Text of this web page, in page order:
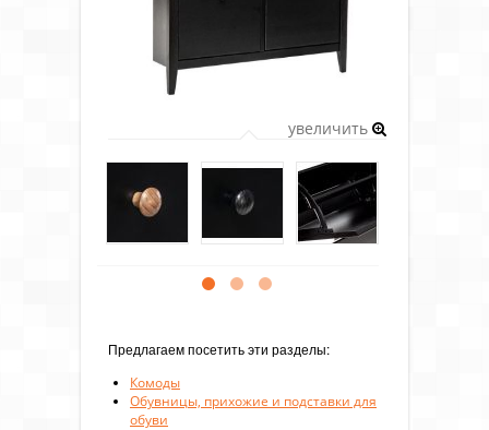
увеличить
Предлагаем посетить эти разделы:
Комоды
Обувницы, прихожие и подставки для
обуви